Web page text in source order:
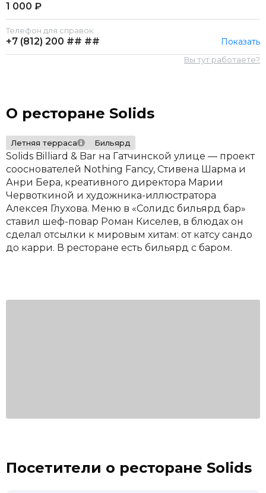
1 000 ₽
Телефон для справок:
+7 (812) 200 ## ## Показать
Вы тут работаете?
О ресторане Solids
Летняя терраса Бильярд
Solids Billiard & Bar на Гатчинской улице — проект
сооснователей Nothing Fancy, Стивена Шарма и
Анри Бера, креативного директора Марии
Червоткиной и художника-иллюстратора
Алексея Глухова. Меню в «Солидс бильярд бар»
ставил шеф-повар Роман Киселев, в блюдах он
сделал отсылки к мировым хитам: от катсу сандо
до карри. В ресторане есть бильярд с баром.
Посетители о ресторане Solids